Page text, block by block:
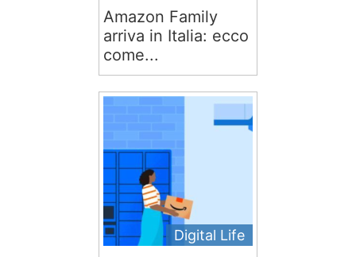
Amazon Family
arriva in Italia: ecco
come...
Digital Life